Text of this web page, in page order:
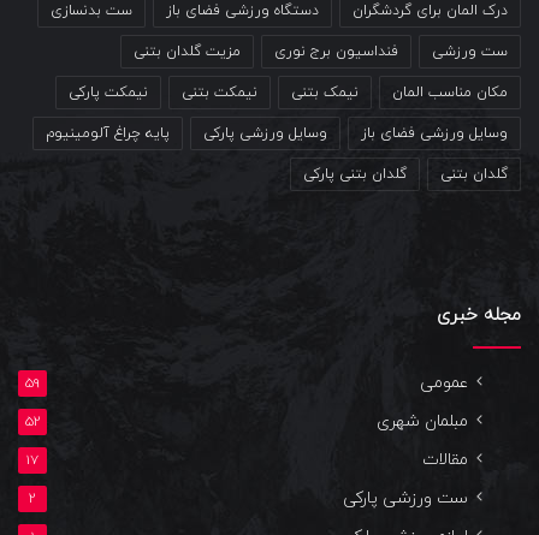
درک المان برای گردشگران دستگاه ورزشی فضای باز ست بدنسازی
ست ورزشی فنداسیون برج نوری مزیت گلدان بتنی
مکان مناسب المان نیمک بتنی نیمکت بتنی نیمکت پارکی
وسایل ورزشی فضای باز وسایل ورزشی پارکی پایه چراغ آلومینیوم
گلدان بتنی گلدان بتنی پارکی
مجله خبری
عمومی 59
مبلمان شهری 52
مقالات 17
ست ورزشی پارکی 2